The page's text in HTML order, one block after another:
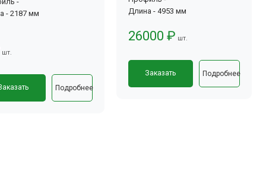
- 2187 мм
шт.
Подробнее
Длина - 4953 мм
26000 ₽ шт.
Заказать Подробнее